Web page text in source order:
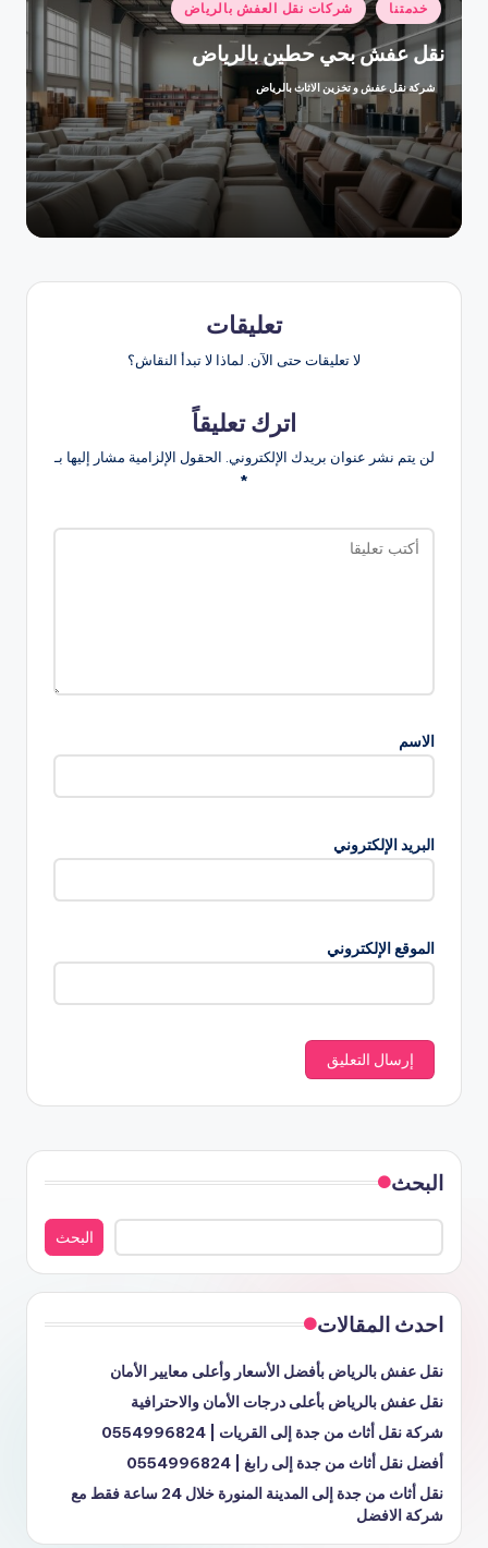
في
خدمتنا شركات نقل العفش بالرياض
نقل عفش بحي حطين بالرياض
تمّ
النشر
بواسطة
شركة نقل عفش و تخزين الاثاث بالرياض
تعليقات
لا تعليقات حتى الآن. لماذا لا تبدأ النقاش؟
اترك تعليقاً
لن يتم نشر عنوان بريدك الإلكتروني. الحقول الإلزامية مشار إليها بـ
*
الاسم
البريد الإلكتروني
الموقع الإلكتروني
البحث
البحث
احدث المقالات
نقل عفش بالرياض بأفضل الأسعار وأعلى معايير الأمان
نقل عفش بالرياض بأعلى درجات الأمان والاحترافية
شركة نقل أثاث من جدة إلى القريات | 0554996824
أفضل نقل أثاث من جدة إلى رابغ | 0554996824
نقل أثاث من جدة إلى المدينة المنورة خلال 24 ساعة فقط مع
شركة الافضل